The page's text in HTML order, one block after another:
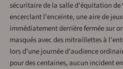
sécuritaire de la salle d'équitation de
encerclant l'enceinte, une aire de
immédiatement derrière fermée sur
masqués avec des mitraillettes à
lors d'une journée d'audience
pour des centaines, aucun incident